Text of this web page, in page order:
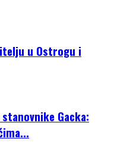
u Ostrogu i
Gacka: